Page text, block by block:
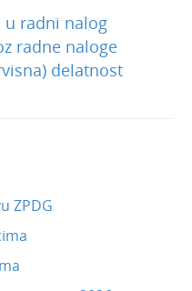
u radni nalog
radne naloge
delatnost
ZPDG